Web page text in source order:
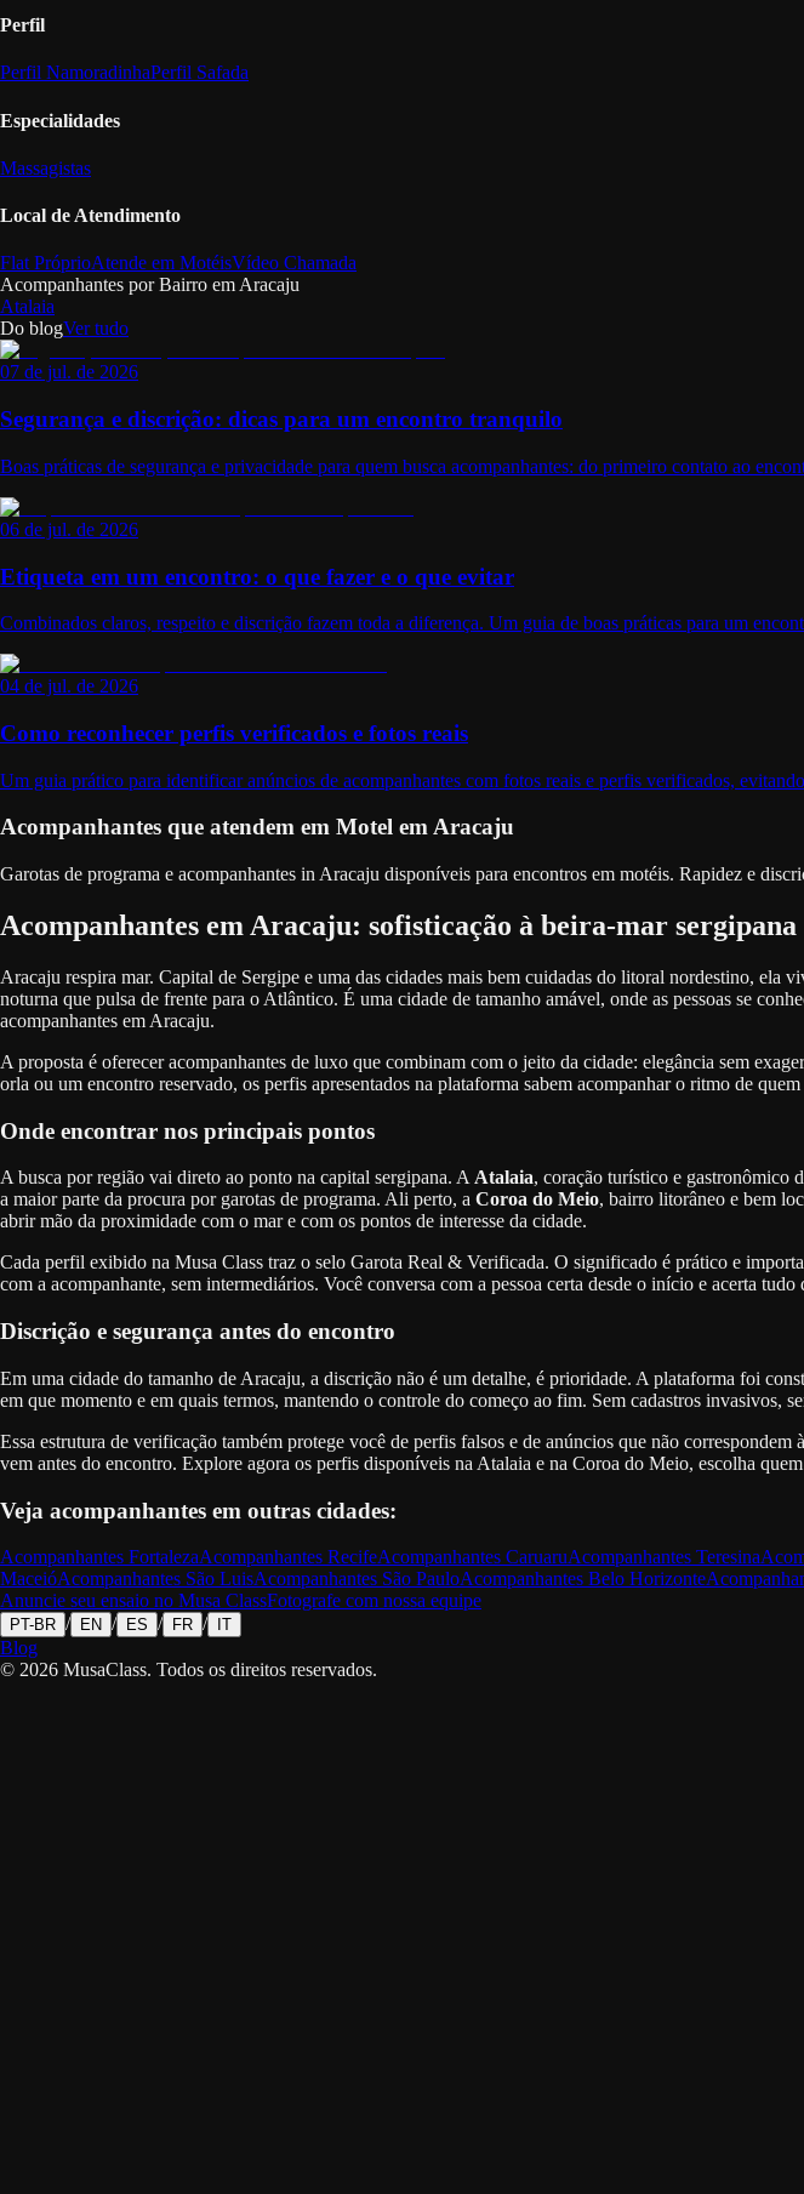
Perfil
Perfil NamoradinhaPerfil Safada
Especialidades
Massagistas
Local de Atendimento
Flat PróprioAtende em MotéisVídeo Chamada
Acompanhantes por Bairro emAracaju
Atalaia
Do blogVer tudo
07 de jul. de 2026
Segurança e discrição: dicas para um encontro tranquilo
Boas práticas de segurança e privacidade para quem busca acompanhantes: do primeiro contato ao
06 de jul. de 2026
Etiqueta em um encontro: o que fazer e o que evitar
Combinados claros, respeito e discrição fazem toda a diferença. Um guia de boas práticas para um
04 de jul. de 2026
Como reconhecer perfis verificados e fotos reais
Um guia prático para identificar anúncios de acompanhantes com fotos reais e perfis verificados,
Acompanhantes que atendem em Motel em Aracaju
Garotas de programa e acompanhantes in Aracaju disponíveis para encontros em motéis. Rapidez e
Acompanhantes em Aracaju: sofisticação à beira-mar sergipana
Aracaju respira mar. Capital de Sergipe e uma das cidades mais bem cuidadas do litoral nordestino, ela
noturna que pulsa de frente para o Atlântico. É uma cidade de tamanho amável, onde as pessoas se
acompanhantes em Aracaju.
A proposta é oferecer acompanhantes de luxo que combinam com o jeito da cidade: elegância sem
orla ou um encontro reservado, os perfis apresentados na plataforma sabem acompanhar o ritmo de
Onde encontrar nos principais pontos
A busca por região vai direto ao ponto na capital sergipana. AAtalaia, coração turístico e gastronômico
a maior parte da procura por garotas de programa. Ali perto, a Coroa do Meio, bairro litorâneo e bem
abrir mão da proximidade com o mar e com os pontos de interesse da cidade.
Cada perfil exibido na Musa Class traz o selo Garota Real & Verificada. O significado é prático e
com a acompanhante, sem intermediários. Você conversa com a pessoa certa desde o início e acerta tudo
Discrição e segurança antes do encontro
Em uma cidade do tamanho de Aracaju, a discrição não é um detalhe, é prioridade. A plataforma foi
em que momento e em quais termos, mantendo o controle do começo ao fim. Sem cadastros invasivos,
Essa estrutura de verificação também protege você de perfis falsos e de anúncios que não
vem antes do encontro. Explore agora os perfis disponíveis na Atalaia e na Coroa do Meio, escolha
Veja acompanhantes em outras cidades:
Acompanhantes FortalezaAcompanhantes RecifeAcompanhantes CaruaruAcompanhantes Teresina
MaceióAcompanhantes São LuisAcompanhantes São PauloAcompanhantes Belo Horizonte
Anuncie seu ensaio no Musa ClassFotografe com nossa equipe
PT-BR / EN / ES / FR / IT
Blog
© 2026 MusaClass. Todos os direitos reservados.